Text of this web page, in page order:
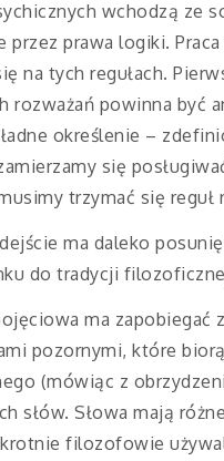
wchodzą ze
przez prawa logiki.
na tych regułach.
rozważań powinna być
określenie –
się
trzymać się reguł
ma daleko
do tradycji
ma zapobiegać
pozornymi, które
(mówiąc z
słów. Słowa mają
filozofowie